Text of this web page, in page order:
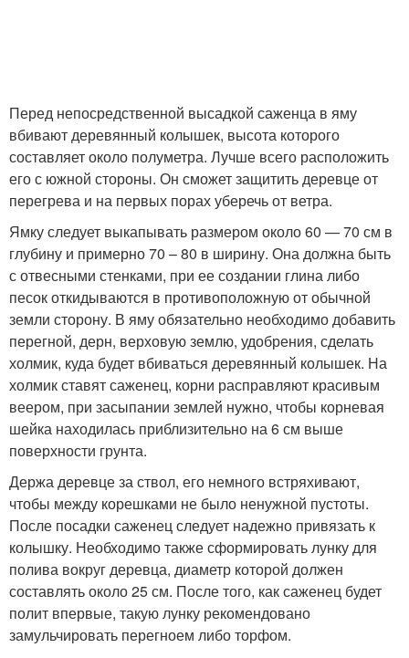
Перед непосредственной высадкой саженца в яму
вбивают деревянный колышек, высота которого
составляет около полуметра. Лучше всего расположить
его с южной стороны. Он сможет защитить деревце от
перегрева и на первых порах уберечь от ветра.
Ямку следует выкапывать размером около 60 — 70 см в
глубину и примерно 70 – 80 в ширину. Она должна быть
с отвесными стенками, при ее создании глина либо
песок откидываются в противоположную от обычной
земли сторону. В яму обязательно необходимо добавить
перегной, дерн, верховую землю, удобрения, сделать
холмик, куда будет вбиваться деревянный колышек. На
холмик ставят саженец, корни расправляют красивым
веером, при засыпании землей нужно, чтобы корневая
шейка находилась приблизительно на 6 см выше
поверхности грунта.
Держа деревце за ствол, его немного встряхивают,
чтобы между корешками не было ненужной пустоты.
После посадки саженец следует надежно привязать к
колышку. Необходимо также сформировать лунку для
полива вокруг деревца, диаметр которой должен
составлять около 25 см. После того, как саженец будет
полит впервые, такую лунку рекомендовано
замульчировать перегноем либо торфом.